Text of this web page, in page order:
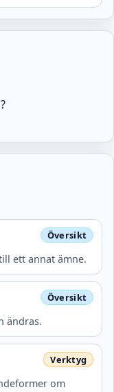
ett annat ämne.
ändras.
om